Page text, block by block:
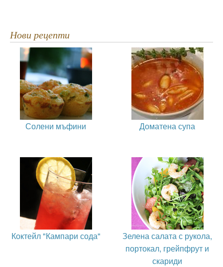
Нови рецепти
Солени мъфини Доматена супа
Коктейл "Кампари сода"
Зелена салата с рукола,
портокал, грейпфрут и
скариди